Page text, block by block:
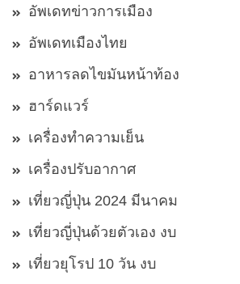
อัพเดทข่าวการเมือง
อัพเดทเมืองไทย
อาหารลดไขมันหน้าท้อง
ฮาร์ดแวร์
เครื่องทำความเย็น
เครื่องปรับอากาศ
เที่ยวญี่ปุ่น 2024 มีนาคม
เที่ยวญี่ปุ่นด้วยตัวเอง งบ
เที่ยวยุโรป 10 วัน งบ